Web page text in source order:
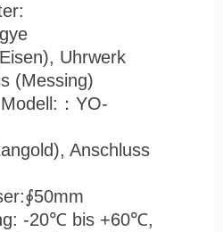
Uhrwerk
(Messing)
： YO-
Anschluss
∮50mm
-20℃ bis +60℃,